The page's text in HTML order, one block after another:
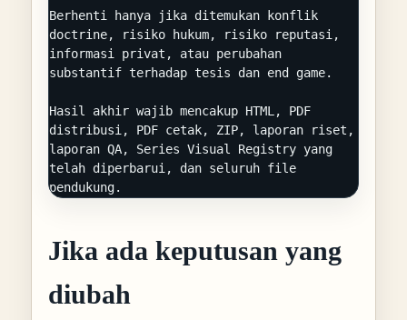
Berhenti hanya jika ditemukan konflik
doctrine, risiko hukum, risiko reputasi,
informasi privat, atau perubahan
substantif terhadap tesis dan end game.
Hasil akhir wajib mencakup HTML, PDF
distribusi, PDF cetak, ZIP, laporan riset,
laporan QA, Series Visual Registry yang
telah diperbarui, dan seluruh file
pendukung.
Jika ada keputusan yang
diubah